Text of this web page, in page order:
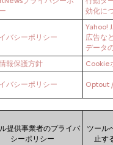
効化に
バシーポリシー
Yahoo!
広告な
データ
報保護方針
Cookie
バシーポリシー Optout
提供事業者のプライバ
シーポリシー
ツール
止す